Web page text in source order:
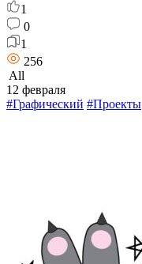
1
0
1
256
All
12 февраля
#Графический #Проекты